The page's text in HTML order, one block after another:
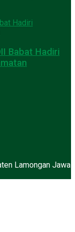
Babat Hadiri
Lamongan Jawa